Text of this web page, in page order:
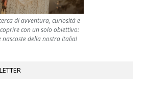
di avventura, curiosità e
con un solo obiettivo:
nascoste della nostra Italia!